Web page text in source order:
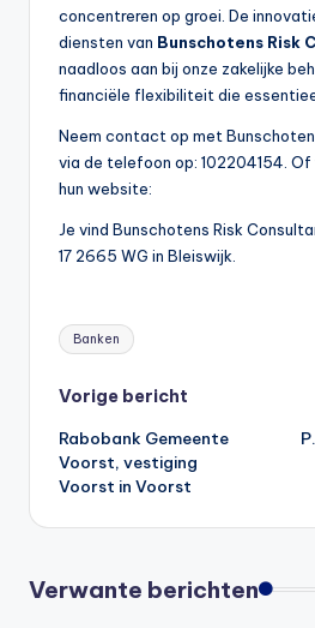
concentreren op groei. De
diensten van Bunschotens Risk
naadloos aan bij onze zakelijke
financiële flexibiliteit die
Neem contact op met
via de telefoon op: 102204154. Of
hun website:
Je vind Bunschotens Risk
17 2665 WG in Bleiswijk.
Tags:
Banken
Bericht
navigatie
Vorige bericht
Rabobank Gemeente
Voorst, vestiging
Voorst in Voorst
Verwante berichten